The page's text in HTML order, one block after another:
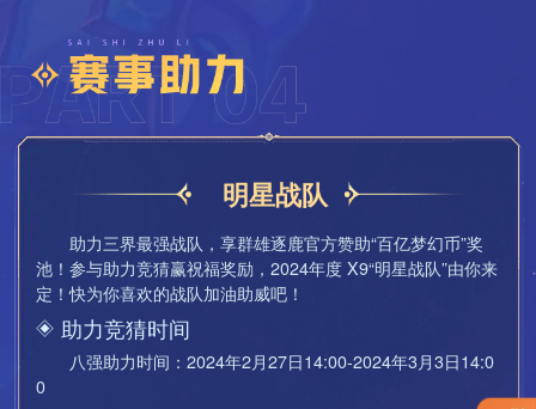
3)比赛限时90分钟，回合数上限是80回合。90分钟或80回
合内，如果一方全部倒地，则另一方获胜;90分钟或80回合结束
时，双方均有单位在场，则在场人数多的一方获胜(不包括召唤
兽);90分钟或80回合结束时，双方在场人数相同，则系统随机
判定胜负。
4)比赛中引入“决胜时刻”，规则如下：
b、“决胜时刻”持续时间自第六十五回合起，持续至第八十
回合或战斗结束;
c、“决胜时刻”期间，系统将于每回合结束时统计对战双方
角色死亡人数，若死亡人数相同则继续战斗，否则战斗结束，
死亡人数少的一方获胜。
明星战队
助力三界最强战队，享群雄逐鹿官方赞助“百亿梦幻币”奖
池！参与助力竞猜赢祝福奖励，2024年度 X9“明星战队”由你来
定！快为你喜欢的战队加油助威吧！
助力竞猜时间
八强助力时间：2024年2月27日14:00-2024年3月3日14:0
0